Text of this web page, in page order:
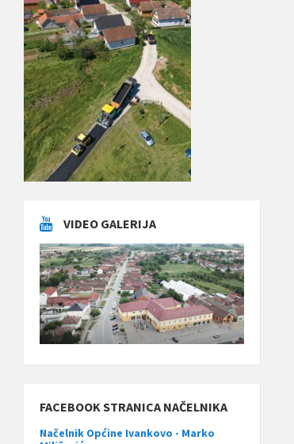
VIDEO GALERIJA
FACEBOOK STRANICA NAČELNIKA
Načelnik Općine Ivankovo - Marko